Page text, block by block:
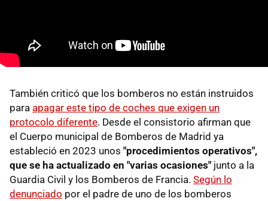
También criticó que los bomberos no están instruidos
para apagar este tipo de coches que exigen un
protocolo diferente. Desde el consistorio afirman que
el Cuerpo municipal de Bomberos de Madrid ya
estableció en 2023 unos "procedimientos operativos",
que se ha actualizado en "varias ocasiones" junto a la
Guardia Civil y los Bomberos de Francia. Según lo
denunciado por el padre de uno de los bomberos